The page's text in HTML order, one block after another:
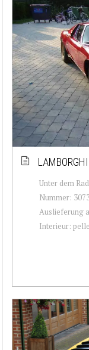
Unter dem
Nummer:
Auslieferung
Interieur: